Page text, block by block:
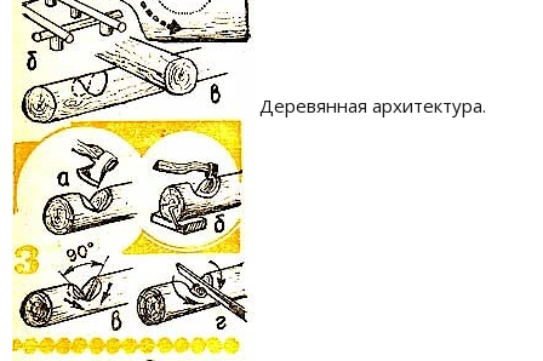
Деревянная архитектура.